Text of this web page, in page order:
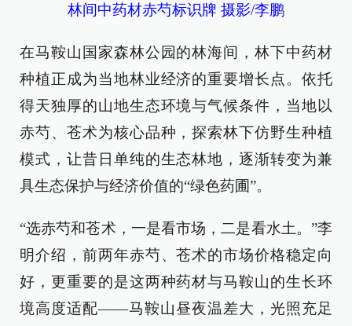
林间中药材赤芍标识牌 摄影/李鹏
在马鞍山国家森林公园的林海间，林下中药材
种植正成为当地林业经济的重要增长点。依托
得天独厚的山地生态环境与气候条件，当地以
赤芍、苍术为核心品种，探索林下仿野生种植
模式，让昔日单纯的生态林地，逐渐转变为兼
具生态保护与经济价值的“绿色药圃”。
“选赤芍和苍术，一是看市场，二是看水土。”李
明介绍，前两年赤芍、苍术的市场价格稳定向
好，更重要的是这两种药材与马鞍山的生长环
境高度适配——马鞍山昼夜温差大，光照充足